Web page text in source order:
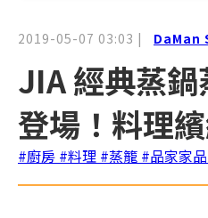
2019-05-07 03:03 | DaMan
JIA 經典蒸
登場！料理
#廚房 #料理 #蒸籠 #品家家品